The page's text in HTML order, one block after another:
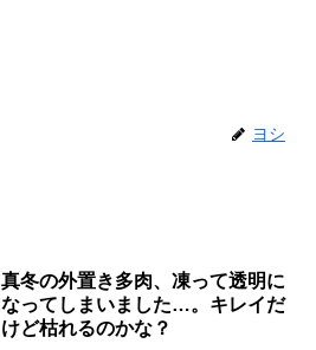
ヨシ
真冬の外置き多肉、凍って透明に
なってしまいました…。キレイだ
けど枯れるのかな？